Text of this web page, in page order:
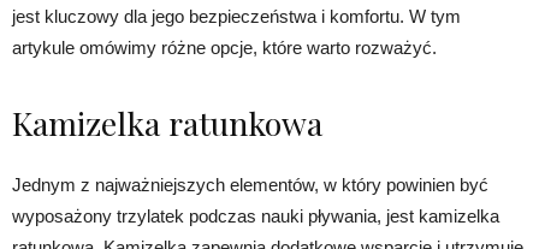
jest kluczowy dla jego bezpieczeństwa i komfortu. W tym
artykule omówimy różne opcje, które warto rozważyć.
Kamizelka ratunkowa
Jednym z najważniejszych elementów, w który powinien być
wyposażony trzylatek podczas nauki pływania, jest kamizelka